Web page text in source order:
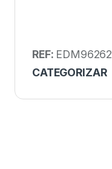
REF: EDM96262
CATEGORIZAR